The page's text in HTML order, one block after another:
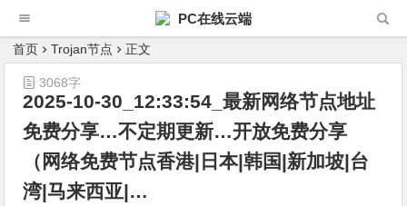
PC在线云端
首页 Trojan节点 正文
2025-10-30_12:33:54_最新网络节点地址
免费分享…不定期更新…开放免费分享
（网络免费节点香港|日本|韩国|新加坡|台
湾|马来西亚|…
3068字